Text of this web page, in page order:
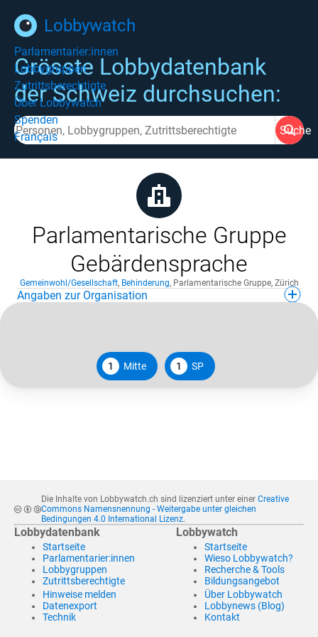
Lobbywatch
Parlamentarier:innen
Lobbygruppen
Zutrittsberechtigte
Über Lobbywatch
Spenden
Français
Grösste Lobbydatenbank
der Schweiz durchsuchen:
Suche
Parlamentarische Gruppe
Gebärdensprache
Gemeinwohl/Gesellschaft, Behinderung, Parlamentarische Gruppe, Zürich
Angaben zur Organisation
1 Mitte 1 SP
Die Inhalte von Lobbywatch.ch sind lizenziert unter einer Creative
Commons Namensnennung - Weitergabe unter gleichen
Bedingungen 4.0 International Lizenz.
Lobbydatenbank
Startseite
Parlamentarier:innen
Lobbygruppen
Zutrittsberechtigte
Hinweise melden
Datenexport
Technik
Lobbywatch
Startseite
Wieso Lobbywatch?
Recherche & Tools
Bildungsangebot
Über Lobbywatch
Lobbynews (Blog)
Kontakt